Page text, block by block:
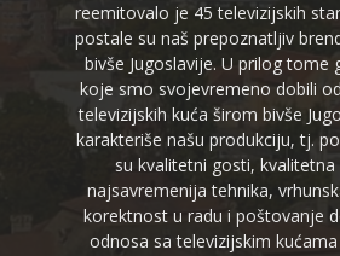
reemitovalo je 45 televizijskih
postale su naš prepoznatljiv
bivše Jugoslavije. U prilog tome
koje smo svojevremeno dobili
televizijskih kuća širom bivše
karakteriše našu produkciju, tj.
su kvalitetni gosti,
najsavremenija tehnika,
korektnost u radu i poštovanje
odnosa sa televizijskim